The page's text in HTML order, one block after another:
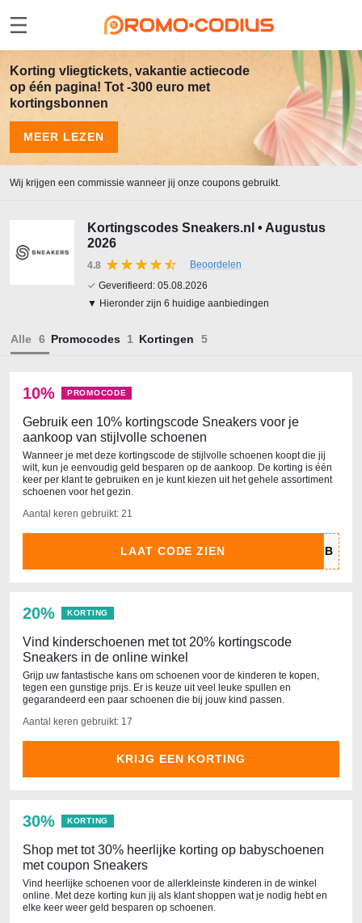
Korting vliegtickets, vakantie actiecode
op één pagina! Tot -300 euro met
kortingsbonnen
MEER LEZEN
Wij krijgen een commissie wanneer jij onze coupons gebruikt.
Kortingscodes Sneakers.nl • Augustus
2026
4.8
Beoordelen
✓ Geverifieerd: 05.08.2026
▼ Hieronder zijn 6 huidige aanbiedingen
Alle Promocodes Kortingen
10% PROMOCODE
Gebruik een 10% kortingscode Sneakers voor je
aankoop van stijlvolle schoenen
Wanneer je met deze kortingscode de stijlvolle schoenen koopt die jij
wilt, kun je eenvoudig geld besparen op de aankoop. De korting is één
keer per klant te gebruiken en je kunt kiezen uit het gehele assortiment
schoenen voor het gezin.
Aantal keren gebruikt: 21
LAAT CODE ZIEN
20% KORTING
Vind kinderschoenen met tot 20% kortingscode
Sneakers in de online winkel
Grijp uw fantastische kans om schoenen voor de kinderen te kopen,
tegen een gunstige prijs. Er is keuze uit veel leuke spullen en
gegarandeerd een paar schoenen die bij jouw kind passen.
Aantal keren gebruikt: 17
KRIJG EEN KORTING
30% KORTING
Shop met tot 30% heerlijke korting op babyschoenen
met coupon Sneakers
Vind heerlijke schoenen voor de allerkleinste kinderen in de winkel
online. Met deze korting kun jij als klant shoppen wat je nodig hebt en
elke keer weer geld besparen op schoenen.